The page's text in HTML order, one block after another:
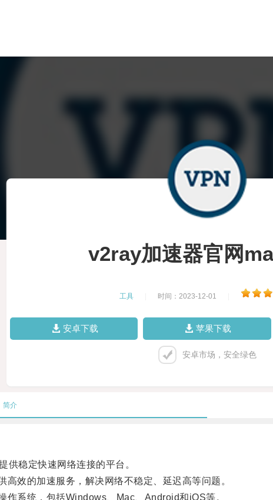
v2ray加速器官网
工具 时间：2023-12-01
安卓下载 苹果下载
安卓市场，安全绿色
简介
稳定快速网络连接的平台。
效的加速服务，解决网络不稳定、延迟高等问题。
系统，包括Windows、Mac、Android和iOS等。